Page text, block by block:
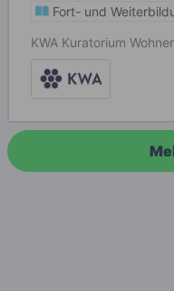
Fort- und
KWA Kuratorium